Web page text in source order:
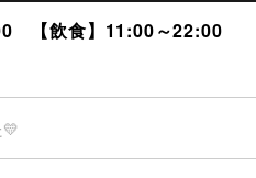
【飲食】11:00～22:00